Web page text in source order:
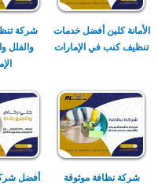
الأمانة كلين أفضل خدمات
تنظيف كنب في الإمارات
شركة
والفلل
شركة نظافة موثوقة
أفضل